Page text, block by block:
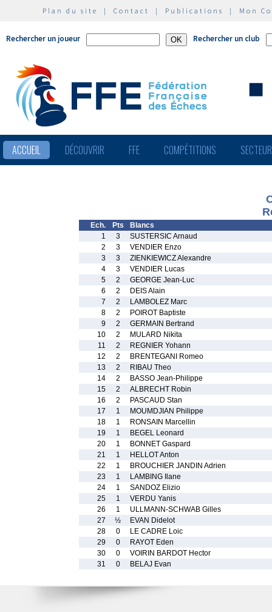
Plan du site | Contact | Publications | Mon
Rechercher un joueur Rechercher un club
ACCUEIL DÉCOUVRIR FFE COMPÉTITIONS
Ech. Pts
Blancs
1
3
SUSTERSIC Arnaud
2
3
VENDIER Enzo
3
3
ZIENKIEWICZ Alexandre
4
3
VENDIER Lucas
5
2
GEORGE Jean-Luc
6
2
DEIS Alain
7
2
LAMBOLEZ Marc
8
2
POIROT Baptiste
9
2
GERMAIN Bertrand
10
2
MULARD Nikita
11
2
REGNIER Yohann
12
2
BRENTEGANI Romeo
13
2
RIBAU Theo
14
2
BASSO Jean-Philippe
15
2
ALBRECHT Robin
16
2
PASCAUD Stan
17
1
MOUMDJIAN Philippe
18
1
RONSAIN Marcellin
19
1
BEGEL Leonard
20
1
BONNET Gaspard
21
1
HELLOT Anton
22
1
BROUCHIER JANDIN Adrien
23
1
LAMBING Ilane
24
1
SANDOZ Elizio
25
1
VERDU Yanis
26
1
ULLMANN-SCHWAB Gilles
27
½
EVAN Didelot
28
0
LE CADRE Loic
29
0
RAYOT Eden
30
0
VOIRIN BARDOT Hector
31
0 BELAJ Evan